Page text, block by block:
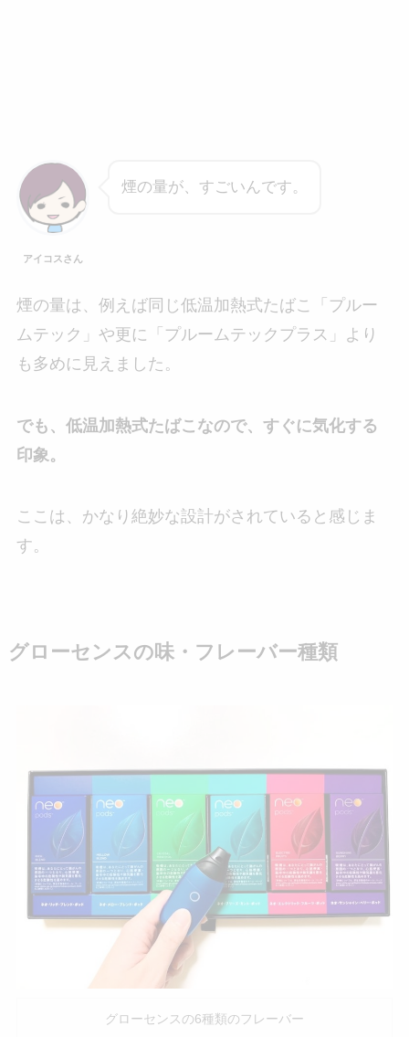
アイコスさん
煙の量が、すごいんです。
煙の量は、例えば同じ低温加熱式たばこ「プルー
ムテック」や更に「プルームテックプラス」より
も多めに見えました。
でも、低温加熱式たばこなので、すぐに気化する
印象。
ここは、かなり絶妙な設計がされていると感じま
す。
グローセンスの味・フレーバー種類
グローセンスの6種類のフレーバー